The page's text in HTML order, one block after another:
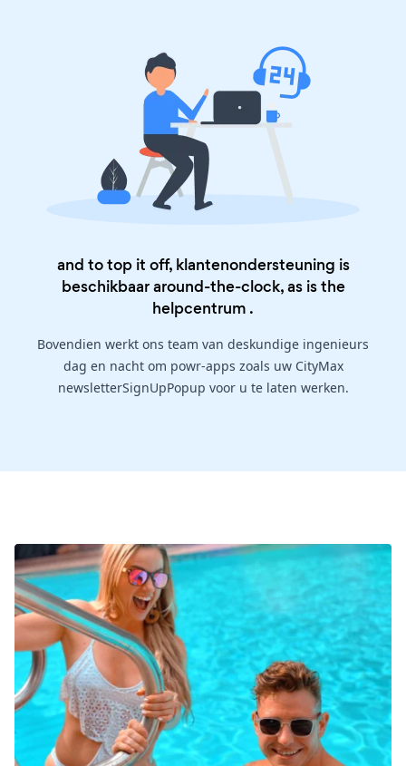
and to top it off, klantenondersteuning is
beschikbaar around-the-clock, as is the
helpcentrum .
Bovendien werkt ons team van deskundige ingenieurs
dag en nacht om powr-apps zoals uw CityMax
newsletterSignUpPopup voor u te laten werken.